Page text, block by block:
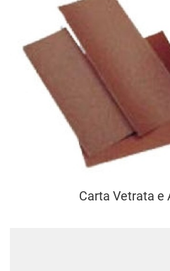
Carta Vetrata e